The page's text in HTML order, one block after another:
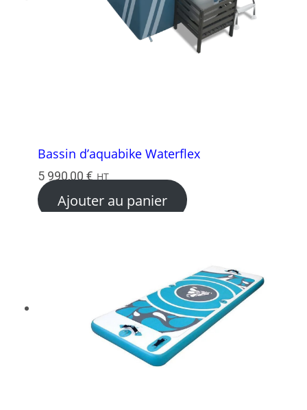
Bassin d’aquabike Waterflex
5 990,00€ HT
Ajouter au panier